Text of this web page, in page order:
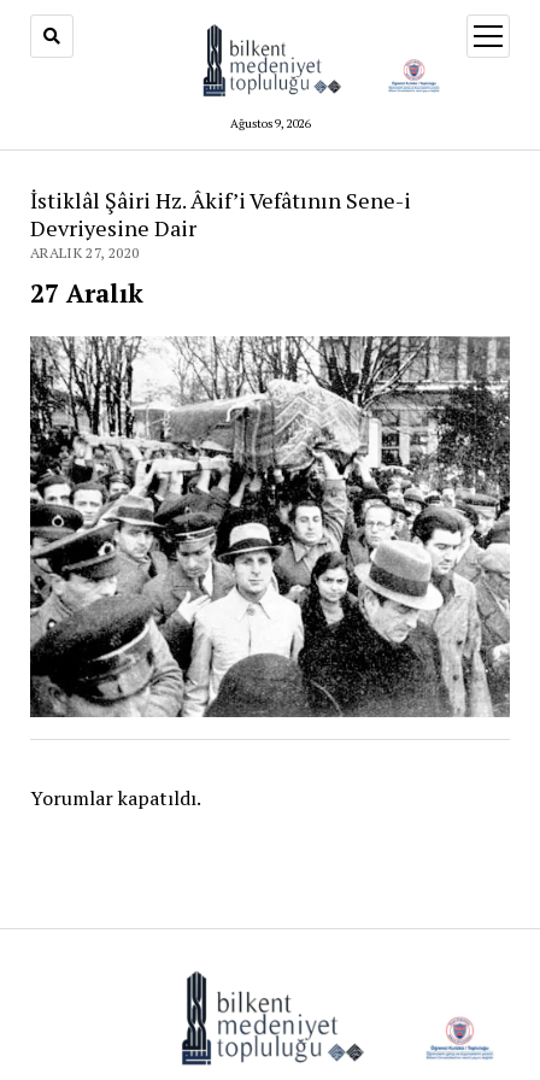
Ağustos 9, 2026
aç
İstiklâl Şâiri Hz. Âkif’i Vefâtının Sene-i
Devriyesine Dair
ARALIK 27, 2020
27 Aralık
Yorumlar kapatıldı.